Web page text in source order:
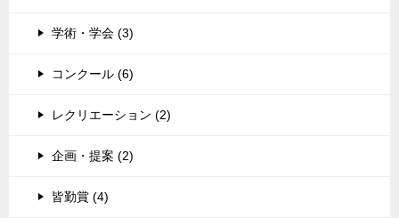
学術・学会 (3)
コンクール (6)
レクリエーション (2)
企画・提案 (2)
皆勤賞 (4)